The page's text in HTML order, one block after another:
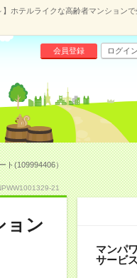
ホテルライクな高齢者マンション
会員登録 ログイン
ト(109994406）
21
ョン
マンパ
サービ